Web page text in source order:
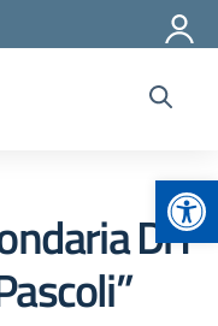
Di I